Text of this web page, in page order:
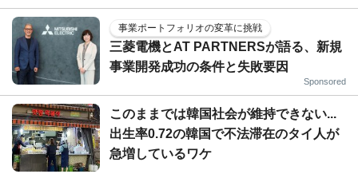
事業ポートフォリオの変革に挑戦
三菱電機とAT PARTNERSが語る、新規
事業開発成功の条件と失敗要因
Sponsored
このままでは韓国社会が維持できない...
出生率0.72の韓国で不法滞在のタイ人が
急増しているワケ